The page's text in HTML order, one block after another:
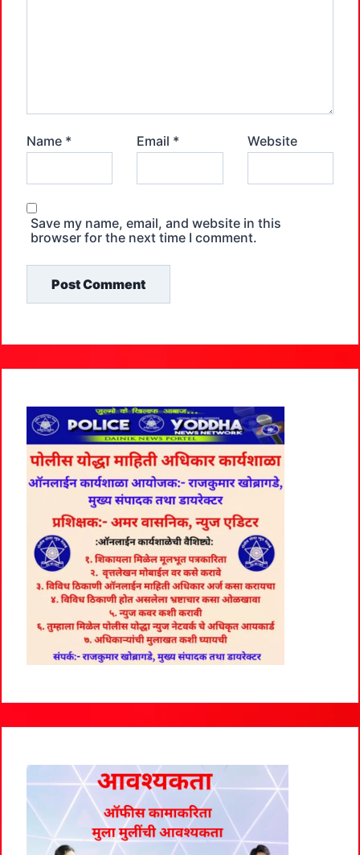
Name * Email * Website
Save my name, email, and website in this
browser for the next time I comment.